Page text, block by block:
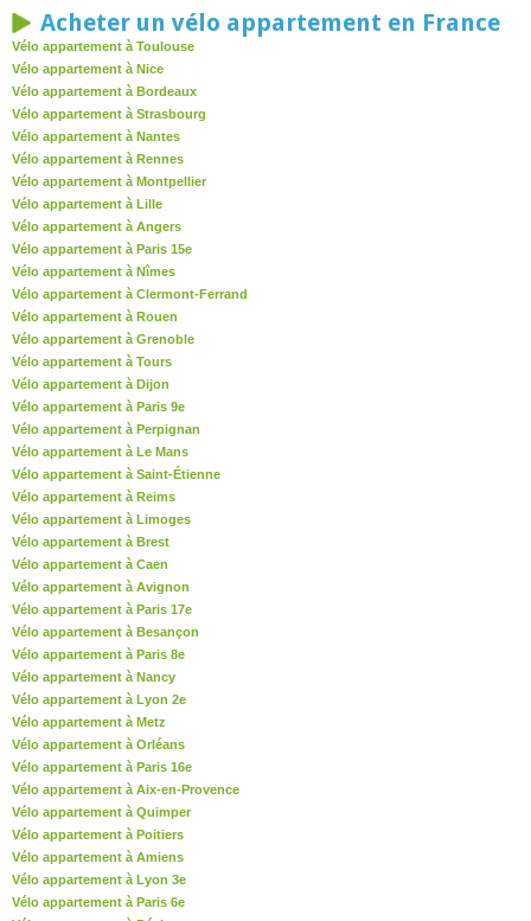
Acheter un vélo appartement en France
Vélo appartement à Toulouse
Vélo appartement à Nice
Vélo appartement à Bordeaux
Vélo appartement à Strasbourg
Vélo appartement à Nantes
Vélo appartement à Rennes
Vélo appartement à Montpellier
Vélo appartement à Lille
Vélo appartement à Angers
Vélo appartement à Paris 15e
Vélo appartement à Nîmes
Vélo appartement à Clermont-Ferrand
Vélo appartement à Rouen
Vélo appartement à Grenoble
Vélo appartement à Tours
Vélo appartement à Dijon
Vélo appartement à Paris 9e
Vélo appartement à Perpignan
Vélo appartement à Le Mans
Vélo appartement à Saint-Étienne
Vélo appartement à Reims
Vélo appartement à Limoges
Vélo appartement à Brest
Vélo appartement à Caen
Vélo appartement à Avignon
Vélo appartement à Paris 17e
Vélo appartement à Besançon
Vélo appartement à Paris 8e
Vélo appartement à Nancy
Vélo appartement à Lyon 2e
Vélo appartement à Metz
Vélo appartement à Orléans
Vélo appartement à Paris 16e
Vélo appartement à Aix-en-Provence
Vélo appartement à Quimper
Vélo appartement à Poitiers
Vélo appartement à Amiens
Vélo appartement à Lyon 3e
Vélo appartement à Paris 6e